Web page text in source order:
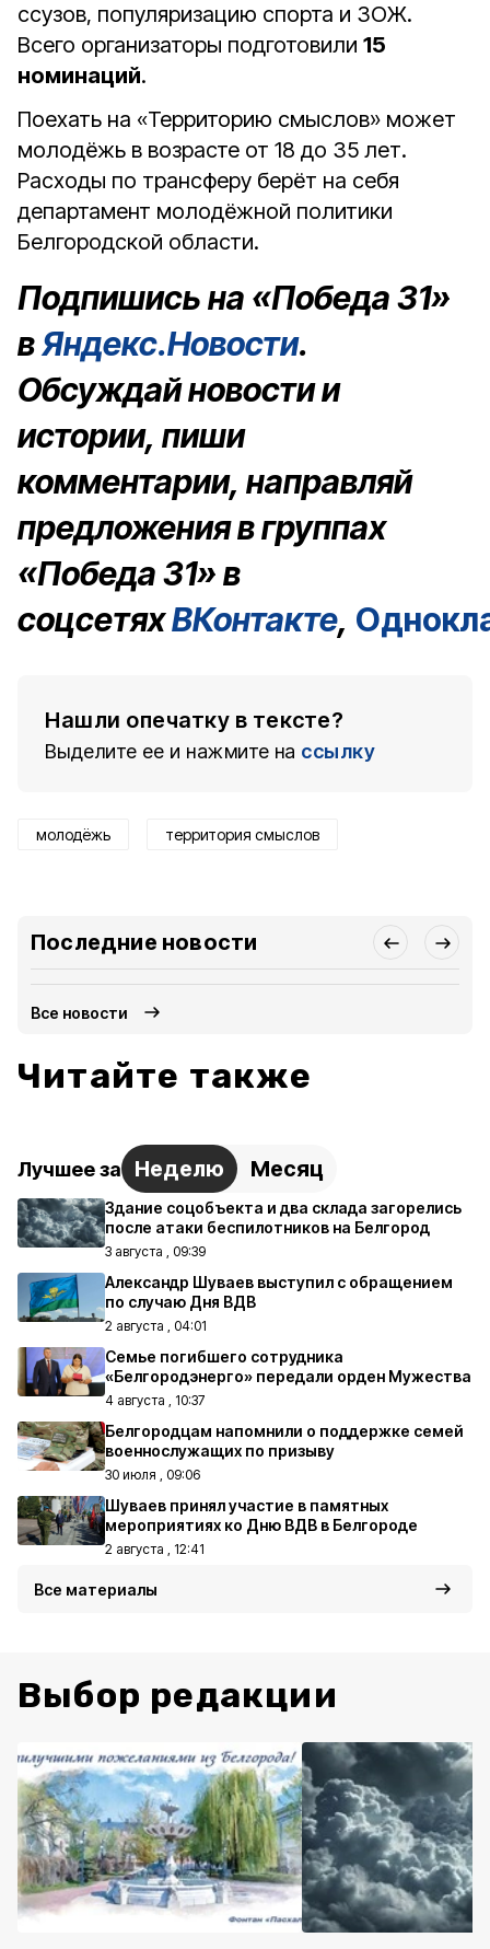
ссузов, популяризацию спорта и ЗОЖ.
Всего организаторы подготовили 15
номинаций.
Поехать на «Территорию смыслов» может
молодёжь в возрасте от 18 до 35 лет.
Расходы по трансферу берёт на себя
департамент молодёжной политики
Белгородской области.
Подпишись на «Победа 31»
вЯндекс.Новости.
Обсуждай новости и
истории, пиши
комментарии, направляй
предложения в группах
«Победа 31» в
соцсетяхВКонтакте,
Нашли опечатку в тексте?
Выделите ее и нажмите на ссылку
молодёжь территория смыслов
Последние новости
Все новости
Читайте также
Лучшее за Неделю Месяц
Здание соцобъекта и два склада загорелись
после атаки беспилотников на Белгород
3 августа , 09:39
Александр Шуваев выступил с обращением
по случаю Дня ВДВ
2 августа , 04:01
Семье погибшего сотрудника
«Белгородэнерго» передали орден Мужества
4 августа , 10:37
Белгородцам напомнили о поддержке семей
военнослужащих по призыву
30 июля , 09:06
Шуваев принял участие в памятных
мероприятиях ко Дню ВДВ в Белгороде
2 августа , 12:41
Все материалы
Выбор редакции